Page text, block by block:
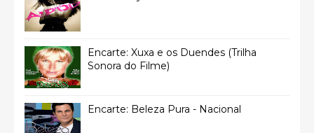
Encarte: Xuxa e os Duendes (Trilha
Sonora do Filme)
Encarte: Beleza Pura - Nacional